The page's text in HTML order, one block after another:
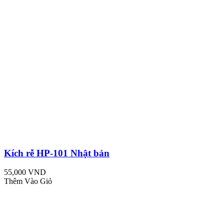
Kích rễ HP-101 Nhật bản
55,000 VND
Thêm Vào Giỏ